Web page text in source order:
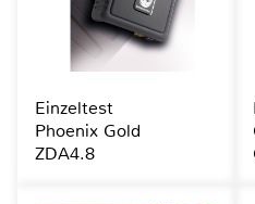
Einzeltest
Phoenix Gold
ZDA4.8